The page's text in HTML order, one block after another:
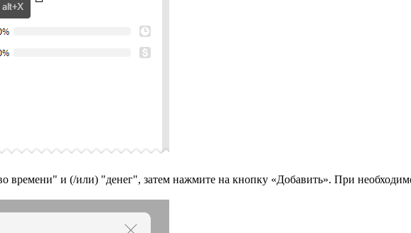
времени" и (/или) "денег", затем нажмите на кнопку «Добавить». При